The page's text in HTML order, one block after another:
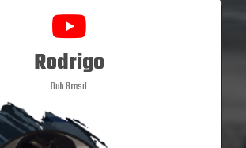
Rodrigo
Dub Brasil